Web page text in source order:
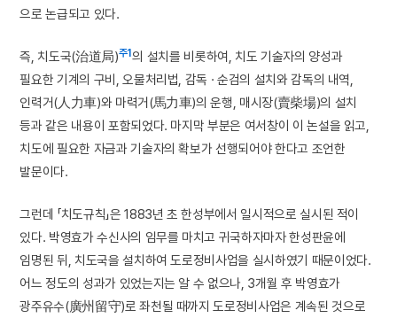
으로 논급되고 있다.
즉, 치도국(治道局)주1 의 설치를 비롯하여, 치도 기술자의 양성과
필요한 기계의 구비, 오물처리법, 감독 · 순검의 설치와 감독의 내역,
인력거(人力車)와 마력거(馬力車)의 운행, 매시장(賣柴場)의 설치
등과 같은 내용이 포함되었다. 마지막 부분은 여서창이 이 논설을 읽고,
치도에 필요한 자금과 기술자의 확보가 선행되어야 한다고 조언한
발문이다.
그런데 「치도규칙」은 1883년 초 한성부에서 일시적으로 실시된 적이
있다. 박영효가 수신사의 임무를 마치고 귀국하자마자 한성판윤에
임명된 뒤, 치도국을 설치하여 도로정비사업을 실시하였기 때문이었다.
어느 정도의 성과가 있었는지는 알 수 없으나, 3개월 후 박영효가
광주유수(廣州留守)로 좌천될 때까지 도로정비사업은 계속된 것으로